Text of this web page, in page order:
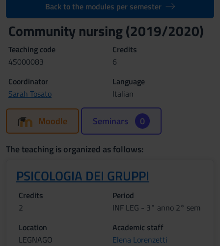
Back to the modules per semester
Community nursing (2019/2020)
Teaching code
4S000083
Credits
6
Coordinator
Sarah Tosato
Language
Italian
Moodle Seminars 0
The teaching is organized as follows:
PSICOLOGIA DEI GRUPPI
Credits
2
Period
INF LEG - 3° anno 2° sem
Location
LEGNAGO
Academic staff
Elena Lorenzetti